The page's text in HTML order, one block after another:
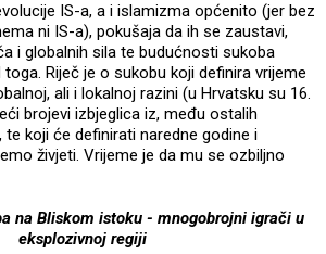
IS-a, a i islamizma općenito (jer bez
ni IS-a), pokušaja da ih se zaustavi,
i globalnih sila te budućnosti sukoba
Riječ je o sukobu koji definira vrijeme
ali i lokalnoj razini (u Hrvatsku su 16.
brojevi izbjeglica iz, među ostalih
te koji će definirati naredne godine i
živjeti. Vrijeme je da mu se ozbiljno
na Bliskom istoku - mnogobrojni igrači u
eksplozivnoj regiji